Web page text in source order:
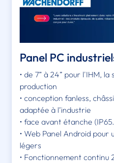
Panel PC
• de 7” à 24” pour l'IHM,
production
• conception fanless,
adaptée à l’industrie
• face avant étanche
• Web Panel Android pour
légers
• Fonctionnement